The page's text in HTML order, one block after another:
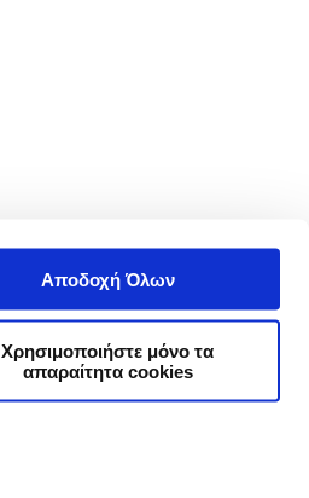
Αποδοχή Όλων
Χρησιμοποιήστε μόνο τα
απαραίτητα cookies